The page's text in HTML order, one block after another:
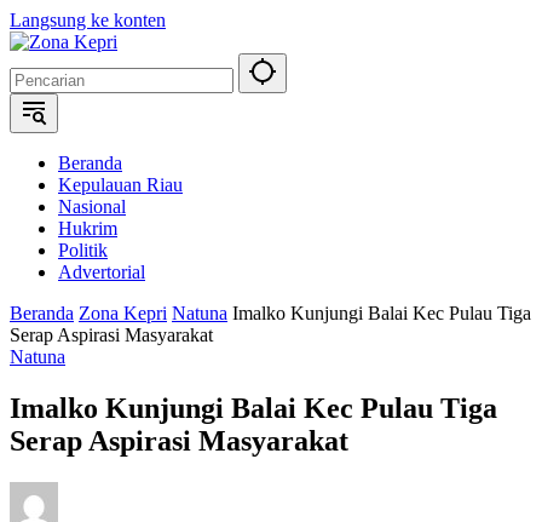
Langsung ke konten
Beranda
Kepulauan Riau
Nasional
Hukrim
Politik
Advertorial
Beranda Zona Kepri Natuna Imalko Kunjungi Balai Kec Pulau Tiga
Serap Aspirasi Masyarakat
Natuna
Imalko Kunjungi Balai Kec Pulau Tiga
Serap Aspirasi Masyarakat